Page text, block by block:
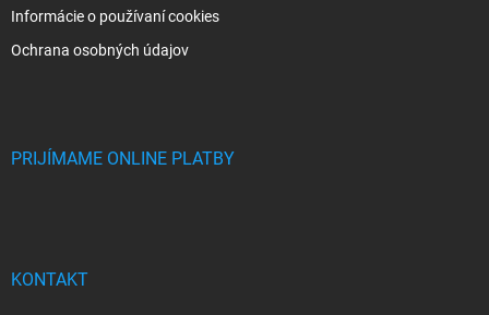
Informácie o používaní cookies
Ochrana osobných údajov
PRIJÍMAME ONLINE PLATBY
KONTAKT